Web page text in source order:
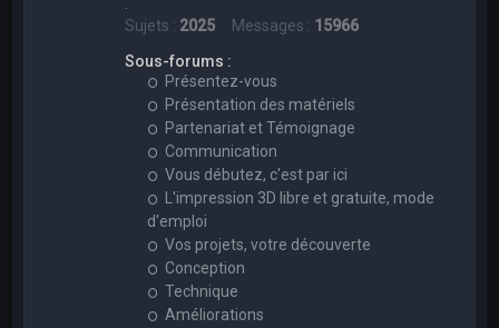
Sujets : 2025 Messages : 15966
Sous-forums :
Présentez-vous
Présentation des matériels
Partenariat et Témoignage
Communication
Vous débutez, c'est par ici
L'impression 3D libre et gratuite, mode
d'emploi
Vos projets, votre découverte
Conception
Technique
Améliorations